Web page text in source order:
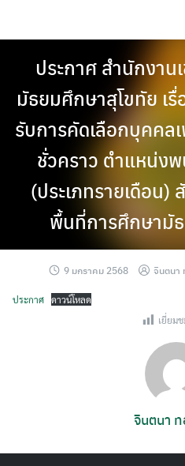
content
ประกาศ สำนักงา
มัธยมศึกษาสุโขทัย เ
รับการคัดเลือกบุคคล
ชั่วคราว ตำแหน่ง
(ประเภทรายเดือน)
พื้นที่การศึกษามั
9 มกราคม 2568 จินตนา
ประกาศ ดาวน์โหลด
เยี่ยม
จินตนา